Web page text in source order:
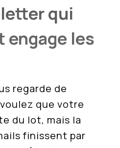
qui
engage les
regarde de
que votre
du lot, mais la
finissent par